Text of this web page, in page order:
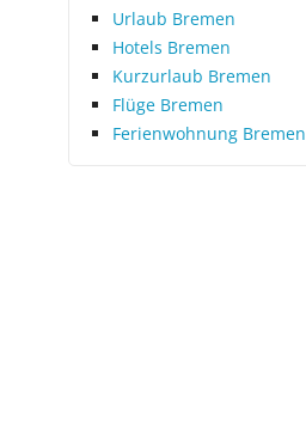
Urlaub Bremen
Hotels Bremen
Kurzurlaub Bremen
Flüge Bremen
Ferienwohnung Bremen